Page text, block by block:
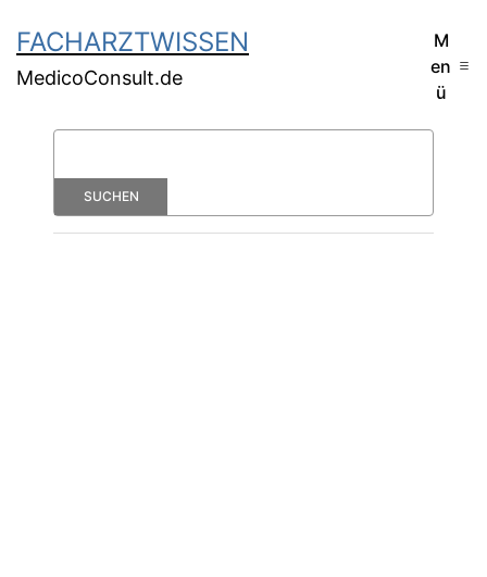
FACHARZTWISSEN
MedicoConsult.de
M
en
ü